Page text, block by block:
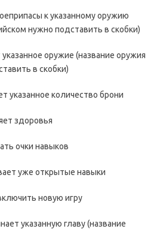
к указанному оружию
нужно подставить в скобки)
оружие (название оружия
в скобки)
указанное количество брони
здоровья
очки навыков
уже открытые навыки
новую игру
указанную главу (название